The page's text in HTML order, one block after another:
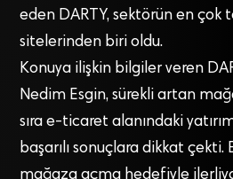
eden DARTY, sektörün en
sitelerinden biri oldu.
Konuya ilişkin bilgiler veren
Nedim Esgin, sürekli artan
sıra e-ticaret alanındaki
başarılı sonuçlara dikkat çekti.
mağaza açma hedefiyle